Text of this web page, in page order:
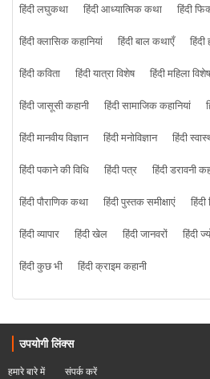
हिंदी लघुकथा हिंदी आध्यात्मिक कथा हिंदी
हिंदी क्लासिक कहानियां
हिंदी बाल कथाएँ
हिंदी कविता
हिंदी यात्रा विशेष हिंदी महिला विशेष
हिंदी जासूसी कहानी
हिंदी सामाजिक कहानियां
हिंदी मानवीय विज्ञान
हिंदी मनोविज्ञान हिंदी
हिंदी पकाने की विधि
हिंदी पत्र हिंदी डरावनी
हिंदी पौराणिक कथा
हिंदी पुस्तक समीक्षाएं
हिंदी व्यापार
हिंदी खेल हिंदी जानवरों हिंदी
हिंदी कुछ भी
हिंदी क्राइम कहानी
उपयोगी लिंक्स
हमारे बारे में संपर्क करें